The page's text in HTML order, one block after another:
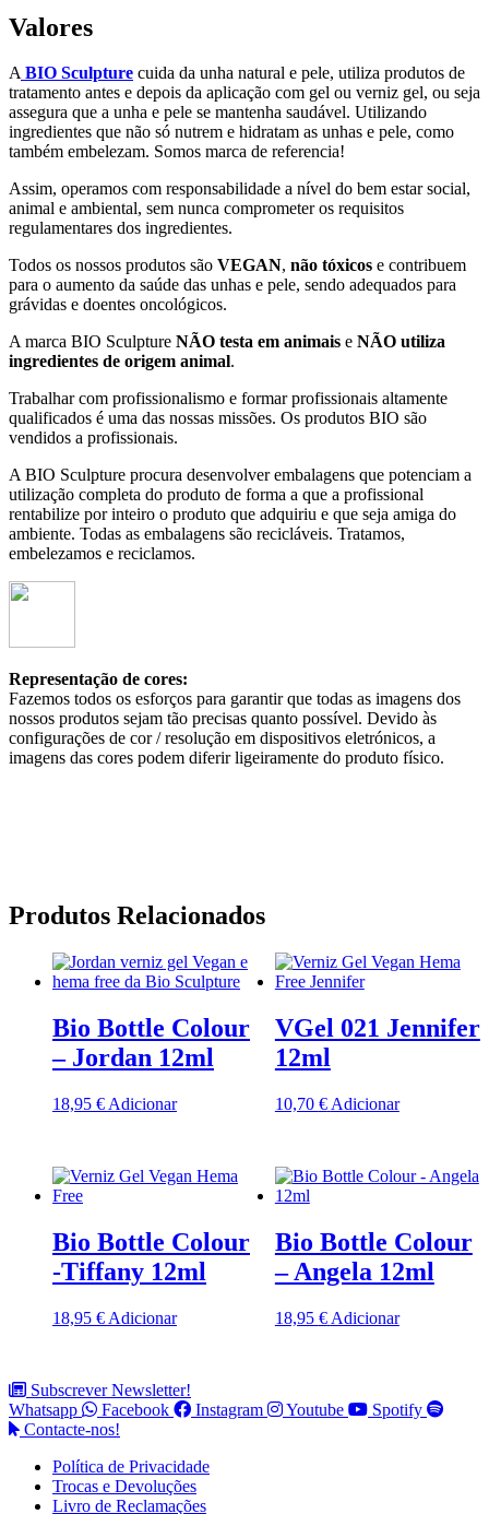
Valores
A BIO Sculpture cuida da unha natural e pele, utiliza produtos de
tratamento antes e depois da aplicação com gel ou verniz gel, ou seja
assegura que a unha e pele se mantenha saudável. Utilizando
ingredientes que não só nutrem e hidratam as unhas e pele, como
também embelezam. Somos marca de referencia!
Assim, operamos com responsabilidade a nível do bem estar social,
animal e ambiental, sem nunca comprometer os requisitos
regulamentares dos ingredientes.
Todos os nossos produtos são VEGAN, não tóxicos e contribuem
para o aumento da saúde das unhas e pele, sendo adequados para
grávidas e doentes oncológicos.
A marca BIO Sculpture NÃO testa em animais e NÃO utiliza
ingredientes de origem animal.
Trabalhar com profissionalismo e formar profissionais altamente
qualificados é uma das nossas missões. Os produtos BIO são
vendidos a profissionais.
A BIO Sculpture procura desenvolver embalagens que potenciam a
utilização completa do produto de forma a que a profissional
rentabilize por inteiro o produto que adquiriu e que seja amiga do
ambiente. Todas as embalagens são recicláveis. Tratamos,
embelezamos e reciclamos.
Representação de cores:
Fazemos todos os esforços para garantir que todas as imagens dos
nossos produtos sejam tão precisas quanto possível. Devido às
configurações de cor / resolução em dispositivos eletrónicos, a
imagens das cores podem diferir ligeiramente do produto físico.
Produtos Relacionados
Bio Bottle Colour
– Jordan 12ml
18,95 € Adicionar
VGel 021 Jennifer
12ml
10,70 € Adicionar
Bio Bottle Colour
-Tiffany 12ml
18,95 € Adicionar
Bio Bottle Colour
– Angela 12ml
18,95 € Adicionar
Subscrever Newsletter!
Whatsapp
Facebook Instagram Youtube
Spotify
Contacte-nos!
Política de Privacidade
Trocas e Devoluções
Livro de Reclamações